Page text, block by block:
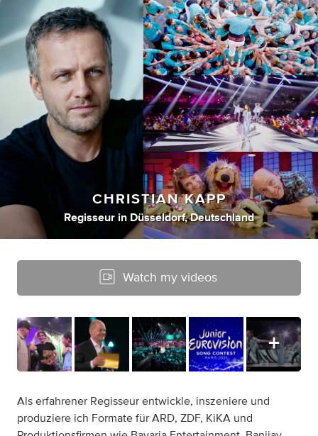
CHRISTIAN KAPP
Regisseur in Düsseldorf, Deutschland
Watch my videos
Als erfahrener Regisseur entwickle, inszeniere und
produziere ich Formate für ARD, ZDF, KiKA und